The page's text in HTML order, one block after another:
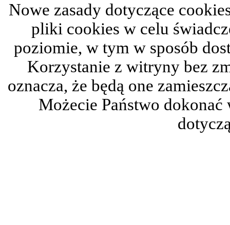
Nowe zasady dotyczące
pliki cookies w celu
poziomie, w tym w sposób
Korzystanie z witryny bez
oznacza, że będą one
Możecie Państwo